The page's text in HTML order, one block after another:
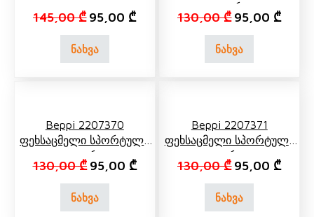
145,00₾ Original price was: 145,00 ₾.
95,00 ₾Current price is: 95,00 ₾.
ნახვა
Თეთრი
130,00₾ Original price
95,00 ₾
ნახვა
Beppi 2207370
Ფეხსაცმელი Სპორტული
Თეთრი
130,00₾ Original price was: 130,00 ₾.
95,00 ₾Current price is: 95,00 ₾.
ნახვა
Beppi 2207371
Ფეხსაცმელი Სპორტული
Ლურჯი
130,00₾ Original price
95,00 ₾
ნახვა